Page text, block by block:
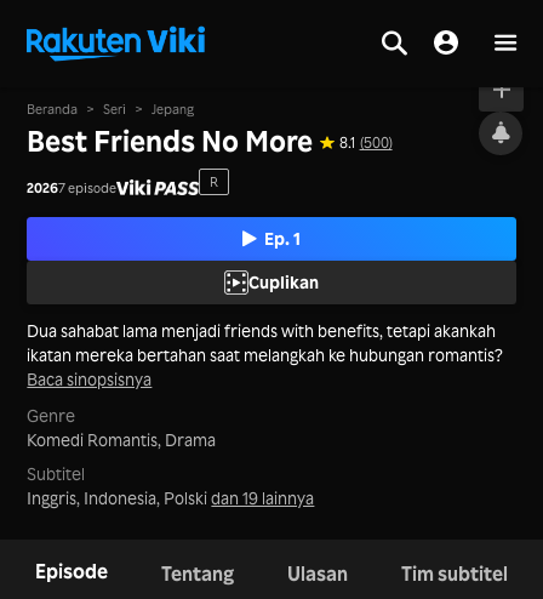
Tayang
Beranda > Seri > Jepang
Best Friends No More 8.1 (500)
20267 episode R
Ep. 1
Cuplikan
Dua sahabat lama menjadi friends with benefits, tetapi akankah
ikatan mereka bertahan saat melangkah ke hubungan romantis?
Baca sinopsisnya
Genre
Komedi Romantis, Drama
Subtitel
Inggris, Indonesia, Polskidan 19 lainnya
Episode Tentang Ulasan Tim subtitel